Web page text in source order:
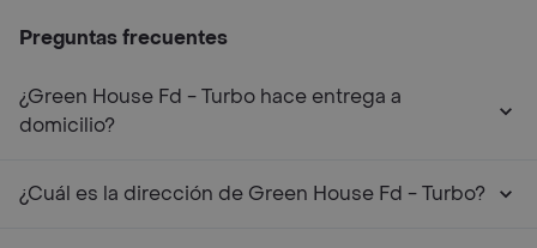
Preguntas frecuentes
¿Green House Fd - Turbo hace entrega a
domicilio?
¿Cuál es la dirección de Green House Fd - Turbo?